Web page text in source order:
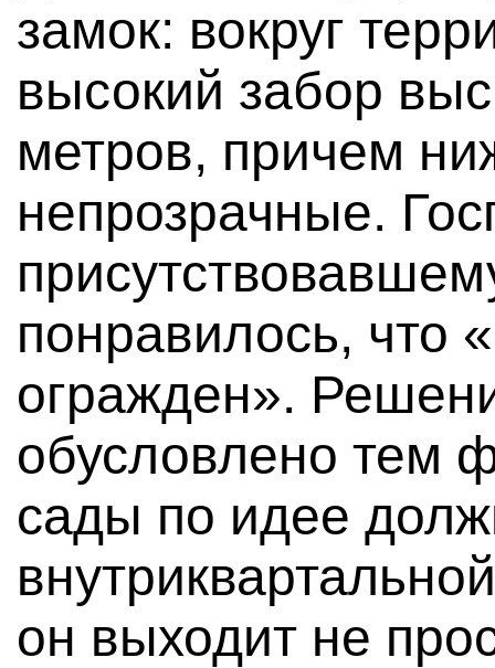
замок: вокруг
высокий забор
метров, причем
непрозрачные.
понравилось, что
огражден».
обусловлено тем
сады по идее
он выходит не